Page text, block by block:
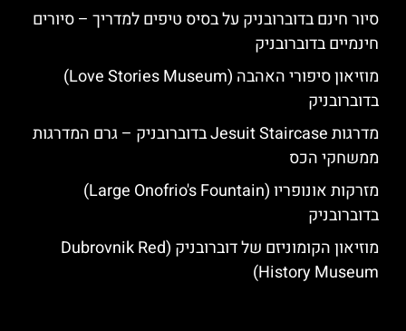
סיור חינם בדוברובניק על בסיס טיפים למדריך – סיורים
חינמיים בדוברובניק
מוזיאון סיפורי האהבה (Love Stories Museum)
בדוברובניק
מדרגות Jesuit Staircase בדוברובניק – גרם המדרגות
ממשחקי הכס
מזרקות אונופריו (Large Onofrio's Fountain)
בדוברובניק
מוזיאון הקומוניזם של דוברובניק (Dubrovnik Red
History Museum)